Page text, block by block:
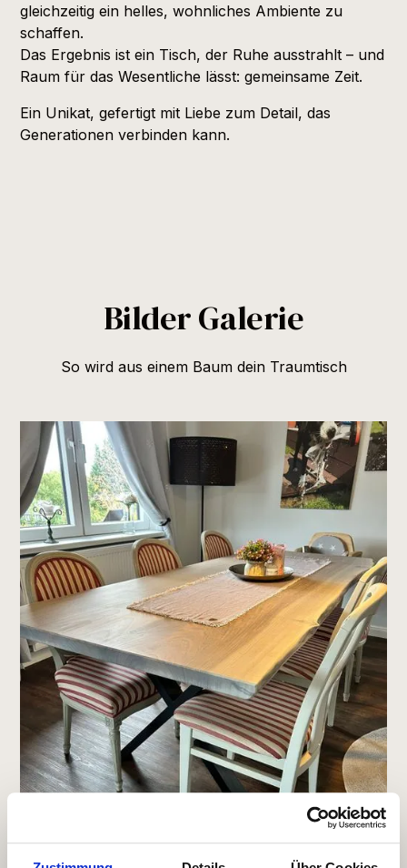
gleichzeitig ein helles, wohnliches Ambiente zu
schaffen.
Das Ergebnis ist ein Tisch, der Ruhe ausstrahlt – und
Raum für das Wesentliche lässt: gemeinsame Zeit.
Ein Unikat, gefertigt mit Liebe zum Detail, das
Generationen verbinden kann.
Bilder Galerie
So wird aus einem Baum dein Traumtisch